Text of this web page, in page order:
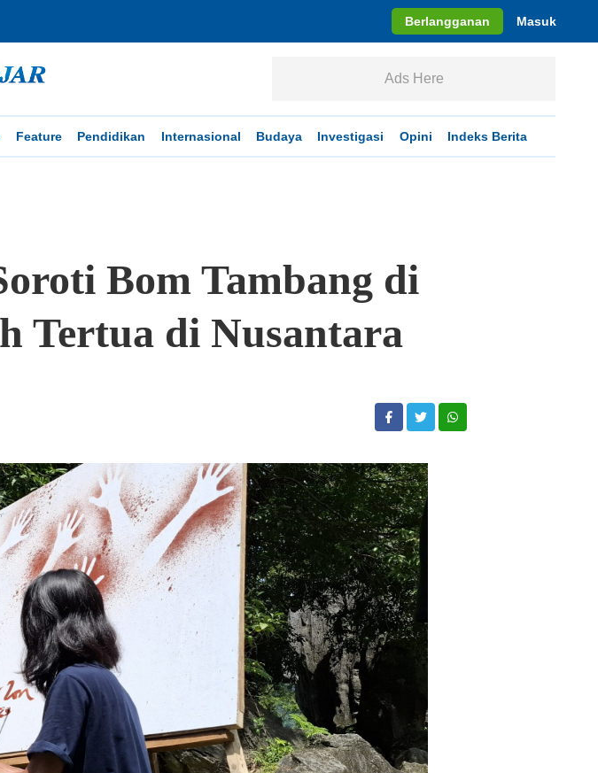
Berlangganan Masuk
Ads Here
Feature Pendidikan Internasional Budaya Investigasi Opini Indeks Berita
Bom Tambang di
Tertua di Nusantara